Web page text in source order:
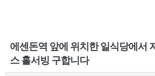
에센돈역 앞에 위치한 일식당에서
스 홀서빙 구합니다